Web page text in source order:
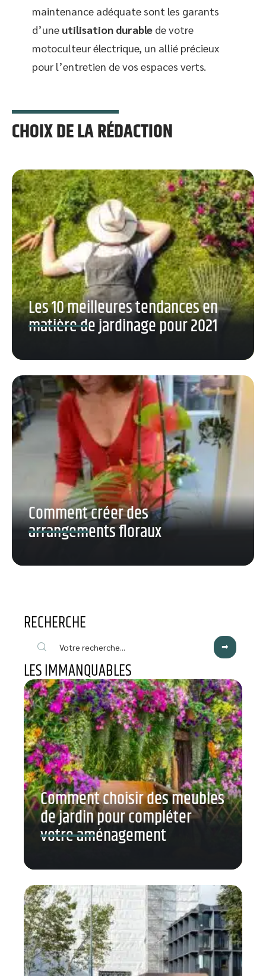
maintenance adéquate sont les garants
d’une utilisation durable de votre
motoculteur électrique, un allié précieux
pour l’entretien de vos espaces verts.
CHOIX DE LA RÉDACTION
Les 10 meilleures tendances en
matière de jardinage pour 2021
Comment créer des
arrangements floraux
RECHERCHE
LES IMMANQUABLES
Comment choisir des meubles
de jardin pour compléter
votre aménagement